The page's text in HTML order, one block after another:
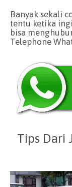
Banyak sekali
tentu ketika
bisa
Telephone
Tips Dari